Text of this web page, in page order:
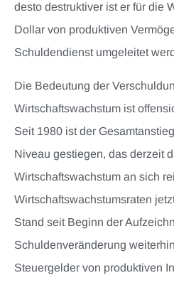
desto destruktiver ist er für die
Dollar von produktiven
Schuldendienst umgeleitet
Die Bedeutung der
Wirtschaftswachstum ist
Seit 1980 ist der
Niveau gestiegen, das derzeit
Wirtschaftswachstum an sich
Wirtschaftswachstumsraten
Stand seit Beginn der
Schuldenveränderung
Steuergelder von produktiven